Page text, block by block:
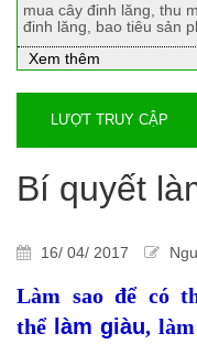
mua cây đinh lăng, thu
đinh lăng, bao tiêu sản
Xem thêm
LƯỢT TRUY CẬP
Bí quyết
16/ 04/ 2017
Làm sao để có
thể làm giàu,